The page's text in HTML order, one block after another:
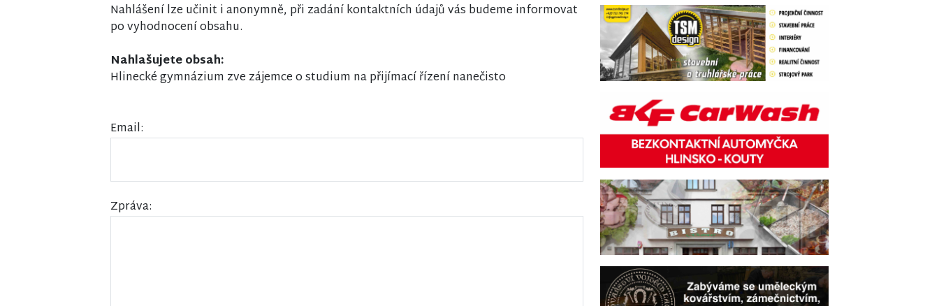
Nahlášení lze učinit i anonymně, při zadání kontaktních údajů vás budeme informovat
po vyhodnocení obsahu.
Nahlašujete obsah:
Hlinecké gymnázium zve zájemce o studium na přijímací řízení nanečisto
Email:
Zpráva: